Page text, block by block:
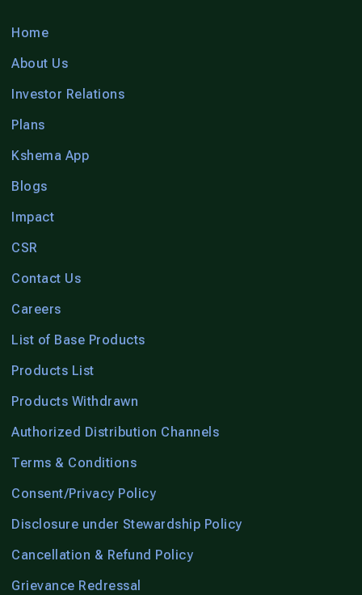
Home
About Us
Investor Relations
Plans
Kshema App
Blogs
Impact
CSR
Contact Us
Careers
List of Base Products
Products List
Products Withdrawn
Authorized Distribution Channels
Terms & Conditions
Consent/Privacy Policy
Disclosure under Stewardship Policy
Cancellation & Refund Policy
Grievance Redressal